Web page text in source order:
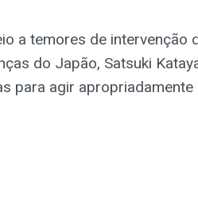
a temores de intervenção
do Japão, Satsuki
para agir apropriadamente